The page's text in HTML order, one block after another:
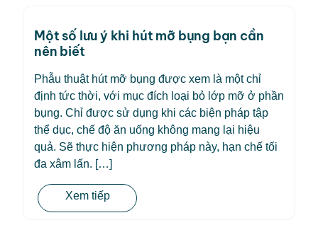
Một số lưu ý khi hút mỡ bụng bạn cần
nên biết
Phẫu thuật hút mỡ bụng được xem là một chỉ
định tức thời, với mục đích loại bỏ lớp mỡ ở phần
bụng. Chỉ được sử dụng khi các biện pháp tập
thể dục, chế độ ăn uống không mang lại hiệu
quả. Sẽ thực hiện phương pháp này, hạn chế tối
đa xâm lấn. […]
Xem tiếp